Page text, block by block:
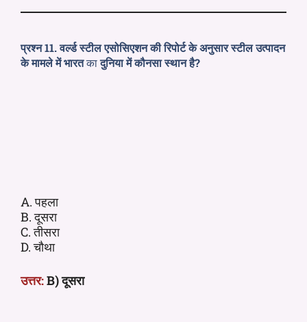
प्रश्न 11.वर्ल्ड स्टील एसोसिएशन की रिपोर्ट के अनुसारस्टील उत्पादन
के मामले मेंभारतकादुनिया में कौनसा स्थान है?
A. पहला
B. दूसरा
C. तीसरा
D. चौथा
उत्तर:B) दूसरा